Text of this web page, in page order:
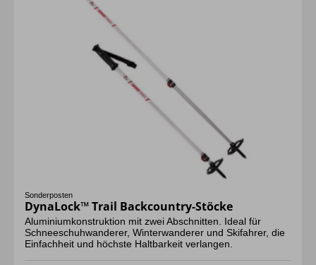
Sonderposten
DynaLock™ Trail Backcountry-Stöcke
Aluminiumkonstruktion mit zwei Abschnitten. Ideal für
Schneeschuhwanderer, Winterwanderer und Skifahrer, die
Einfachheit und höchste Haltbarkeit verlangen.